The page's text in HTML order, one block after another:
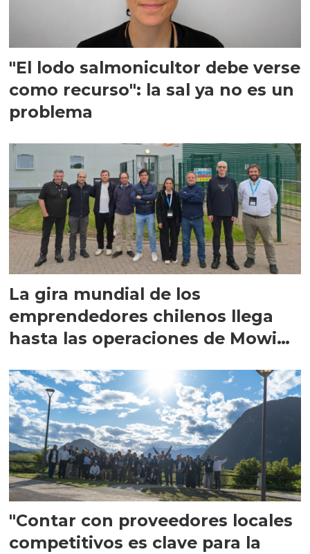
"El lodo salmonicultor debe verse
como recurso": la sal ya no es un
problema
La gira mundial de los
emprendedores chilenos llega
hasta las operaciones de Mowi
"Contar con proveedores locales
competitivos es clave para la